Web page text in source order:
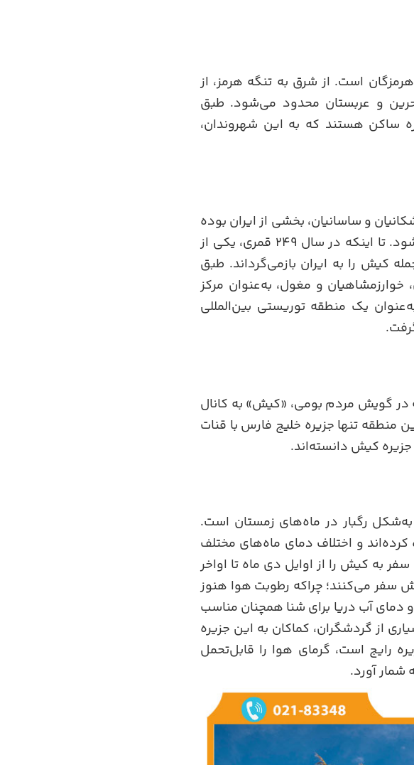
است. از شرق به تنگه هرمز، از
و عربستان محدود می‌شود. طبق
بر ۳۹,۸۵۳ نفر در این جزیره ساکن هستند که به این شهروندان،
و ساسانیان، بخشی از ایران بوده
است؛ اما در زمان گسترش اسلام توسط خلفای اموی تصرف می‌شود. تا اینکه در سال ۲۴۹ قمری، یکی از
کیش را به ایران بازمی‌گرداند. طبق
خوارزمشاهیان و مغول، به‌عنوان مركز
فارس پررونق بوده است. در سال ۱۳۴۹ کیش به‌عنوان یک منطقه توریستی بین‌المللی
در گویش مردم بومی، «کیش» به کانال
تنها جزیره خلیج فارس با قنات
کیش دانسته‌اند.
رگبار در ماه‌های زمستان است.
سانتی‌گراد برآورده کرده‌اند و اختلاف دمای ماه‌های مختلف
به کیش را از اوایل دی ماه تا اواخر
سفر می‌کنند؛ چراکه رطوبت هوا هنوز
آب دریا برای شنا همچنان مناسب
از گردشگران،‌ کماکان به این جزیره
رایج است، گرمای هوا را قابل‌تحمل
شمار آورد.